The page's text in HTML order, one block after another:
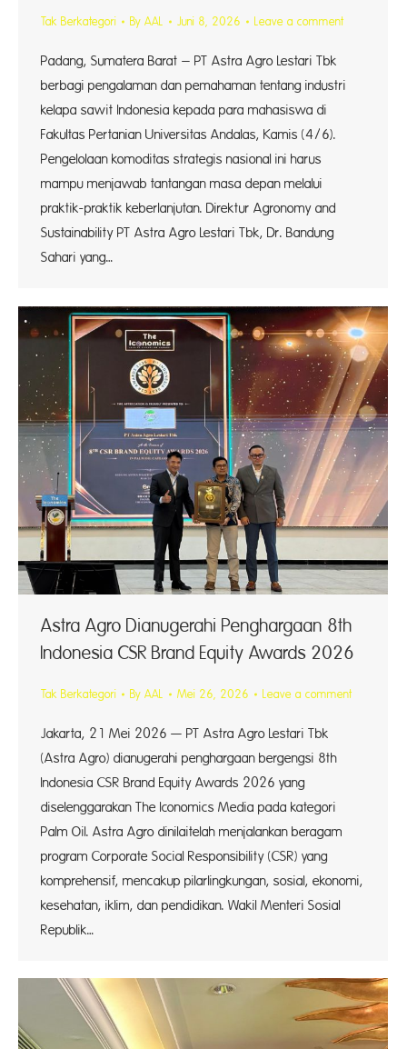
Tak Berkategori By AAL Juni 8, 2026 Leave a comment
Padang, Sumatera Barat – PT Astra Agro Lestari Tbk
berbagi pengalaman dan pemahaman tentang industri
kelapa sawit Indonesia kepada para mahasiswa di
Fakultas Pertanian Universitas Andalas, Kamis (4/6).
Pengelolaan komoditas strategis nasional ini harus
mampu menjawab tantangan masa depan melalui
praktik-praktik keberlanjutan. Direktur Agronomy and
Sustainability PT Astra Agro Lestari Tbk, Dr. Bandung
Sahari yang…
Astra Agro Dianugerahi Penghargaan 8th
Indonesia CSR Brand Equity Awards 2026
Tak Berkategori By AAL Mei 26, 2026 Leave a comment
Jakarta, 21 Mei 2026 — PT Astra Agro Lestari Tbk
(Astra Agro) dianugerahi penghargaan bergengsi 8th
Indonesia CSR Brand Equity Awards 2026 yang
diselenggarakan The Iconomics Media pada kategori
Palm Oil. Astra Agro dinilaitelah menjalankan beragam
program Corporate Social Responsibility (CSR) yang
komprehensif, mencakup pilarlingkungan, sosial, ekonomi,
kesehatan, iklim, dan pendidikan. Wakil Menteri Sosial
Republik…